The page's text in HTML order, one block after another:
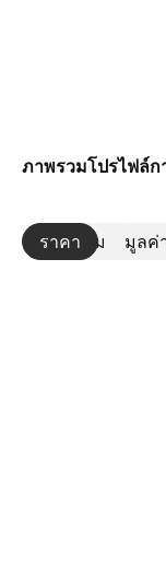
ภาพรวมโปรไฟล์ก
ราคา มูลค่
เพิ่มเติม